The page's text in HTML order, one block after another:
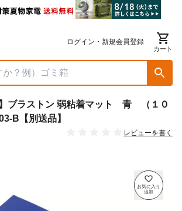
ログイン・新規会員登録
カート
】ブラストン 弱粘着マット 青 （１０
B【別送品】
レビューを書く